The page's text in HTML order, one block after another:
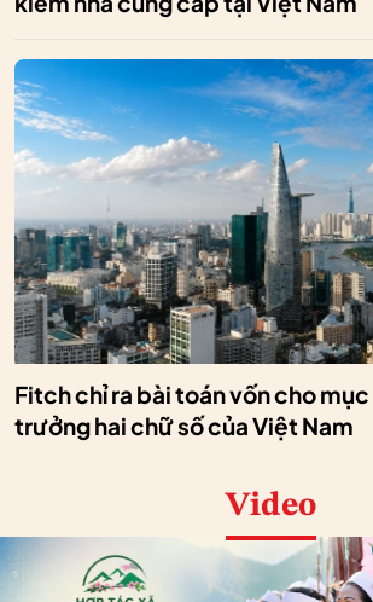
Fitch chỉ ra bài toán vốn cho
trưởng hai chữ số của Việt Nam
Video